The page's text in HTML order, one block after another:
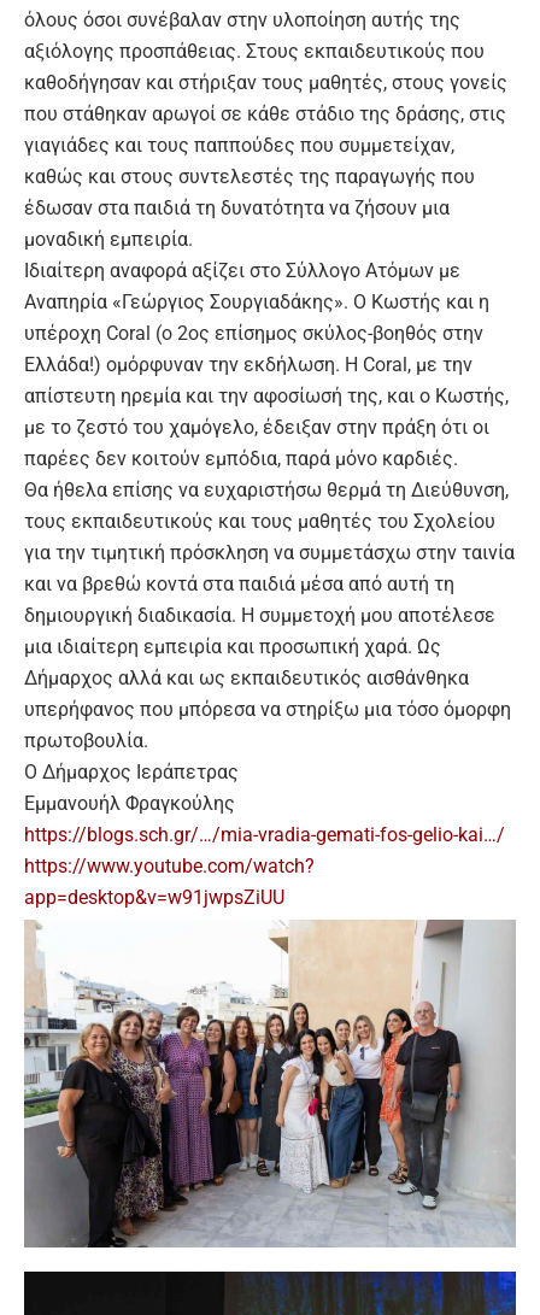
όλους όσοι συνέβαλαν στην υλοποίηση αυτής της
αξιόλογης προσπάθειας. Στους εκπαιδευτικούς που
καθοδήγησαν και στήριξαν τους μαθητές, στους γονείς
που στάθηκαν αρωγοί σε κάθε στάδιο της δράσης, στις
γιαγιάδες και τους παππούδες που συμμετείχαν,
καθώς και στους συντελεστές της παραγωγής που
έδωσαν στα παιδιά τη δυνατότητα να ζήσουν μια
μοναδική εμπειρία.
Ιδιαίτερη αναφορά αξίζει στο Σύλλογο Ατόμων με
Αναπηρία «Γεώργιος Σουργιαδάκης». Ο Κωστής και η
υπέροχη Coral (ο 2ος επίσημος σκύλος-βοηθός στην
Ελλάδα!) ομόρφυναν την εκδήλωση. Η Coral, με την
απίστευτη ηρεμία και την αφοσίωσή της, και ο Κωστής,
με το ζεστό του χαμόγελο, έδειξαν στην πράξη ότι οι
παρέες δεν κοιτούν εμπόδια, παρά μόνο καρδιές.
Θα ήθελα επίσης να ευχαριστήσω θερμά τη Διεύθυνση,
τους εκπαιδευτικούς και τους μαθητές του Σχολείου
για την τιμητική πρόσκληση να συμμετάσχω στην ταινία
και να βρεθώ κοντά στα παιδιά μέσα από αυτή τη
δημιουργική διαδικασία. Η συμμετοχή μου αποτέλεσε
μια ιδιαίτερη εμπειρία και προσωπική χαρά. Ως
Δήμαρχος αλλά και ως εκπαιδευτικός αισθάνθηκα
υπερήφανος που μπόρεσα να στηρίξω μια τόσο όμορφη
πρωτοβουλία.
Ο Δήμαρχος Ιεράπετρας
Εμμανουήλ Φραγκούλης
https://blogs.sch.gr/…/mia-vradia-gemati-fos-gelio-kai…/
https://www.youtube.com/watch?
app=desktop&v=w91jwpsZiUU